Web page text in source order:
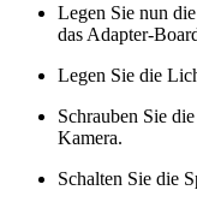
Legen Sie nun
das Adapter-
Legen Sie die
Schrauben Sie
Kamera.
Schalten Sie die